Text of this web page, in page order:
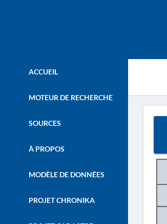
ACCUEIL
MOTEUR DE RECHERCHE
SOURCES
À PROPOS
MODÈLE DE DONNÉES
PROJET CHRONIKA